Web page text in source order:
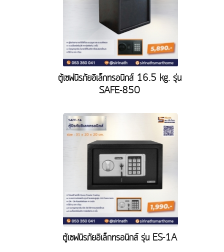
ตู้เซฟนิรภัยอิเล็กทรอนิกส์ 16.5 kg. รุ่น
SAFE-850
ตู้เซฟนิรภัยอิเล็กทรอนิกส์ รุ่น ES-1A